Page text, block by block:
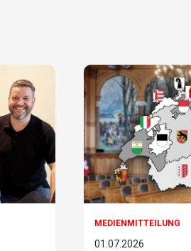
MEDIENMITTEILUNG
01.07.2026